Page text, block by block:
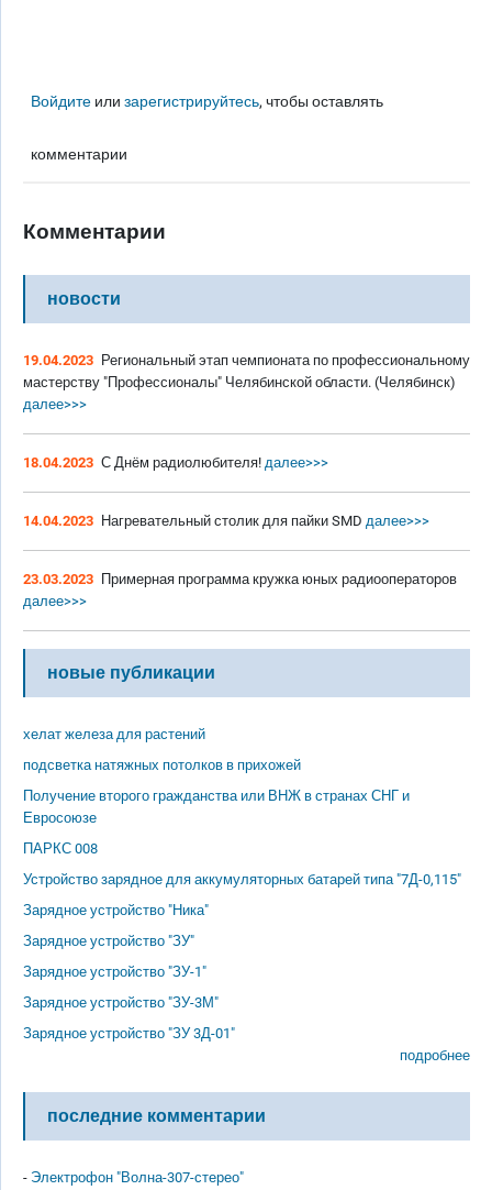
Войдите илизарегистрируйтесь, чтобы оставлять
комментарии
Комментарии
новости
19.04.2023 Региональный этап чемпионата по профессиональному
мастерству "Профессионалы" Челябинской области. (Челябинск)
далее>>>
18.04.2023 С Днём радиолюбителя! далее>>>
14.04.2023 Нагревательный столик для пайки SMD далее>>>
23.03.2023 Примерная программа кружка юных радиооператоров
далее>>>
новые публикации
хелат железа для растений
подсветка натяжных потолков в прихожей
Получение второго гражданства или ВНЖ в странах СНГ и
Евросоюзе
ПАРКС 008
Устройство зарядное для аккумуляторных батарей типа "7Д-0,115"
Зарядное устройство "Ника"
Зарядное устройство "ЗУ"
Зарядное устройство "ЗУ-1"
Зарядное устройство "ЗУ-3М"
Зарядное устройство "ЗУ 3Д-01"
подробнее
последние комментарии
- Электрофон "Волна-307-стерео"